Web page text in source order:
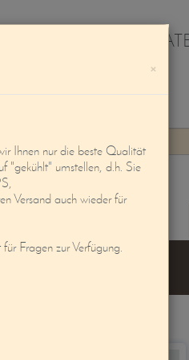
WIR
×
Ihnen nur die beste Qualität
"gekühlt" umstellen, d.h. Sie
Versand auch wieder für
Fragen zur Verfügung.